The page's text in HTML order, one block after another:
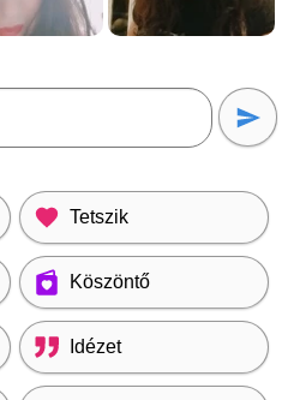
Tetszik
Köszöntő
Idézet